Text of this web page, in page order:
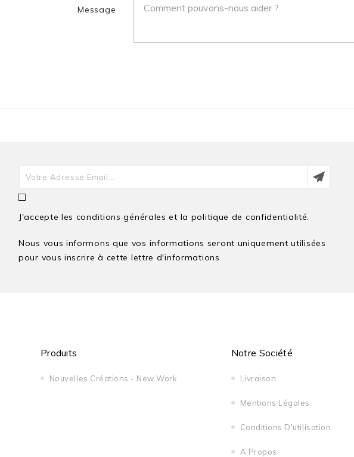
Message
J'accepte les conditions générales et la politique de confidentialité.
Nous vous informons que vos informations seront uniquement utilisées
pour vous inscrire à cette lettre d'informations.
Produits
Nouvelles Créations - New Work
Notre Société
Livraison
Mentions Légales
Conditions D'utilisation
A Propos